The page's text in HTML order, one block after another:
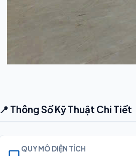
📍 Thông Số Kỹ Thuật Chi Tiết
QUY MÔ DIỆN TÍCH